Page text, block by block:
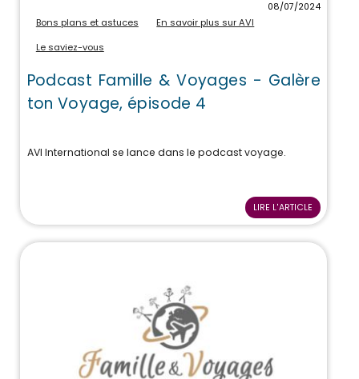
08/07/2024
Bons plans et astuces
En savoir plus sur AVI
Le saviez-vous
Podcast Famille & Voyages - Galère
ton Voyage, épisode 4
AVI International se lance dans le podcast voyage.
LIRE L'ARTICLE